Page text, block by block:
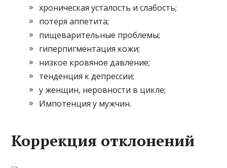
хроническая усталость и слабость;
потеря аппетита;
пищеварительные проблемы;
гиперпигментация кожи;
низкое кровяное давление;
тенденция к депрессии;
у женщин, неровности в цикле;
Импотенция у мужчин.
Коррекция отклонений